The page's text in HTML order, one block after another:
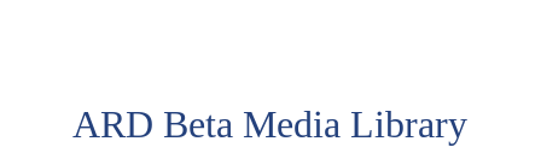
ARD Beta Media Library